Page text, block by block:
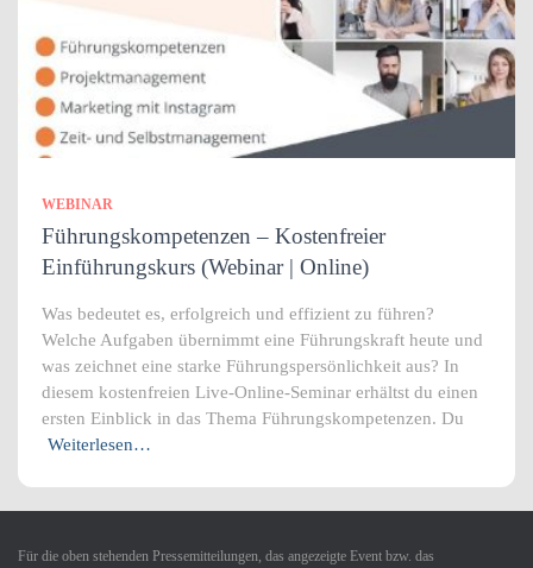
WEBINAR
Führungskompetenzen – Kostenfreier
Einführungskurs (Webinar | Online)
Was bedeutet es, erfolgreich und effizient zu führen?
Welche Aufgaben übernimmt eine Führungskraft heute und
was zeichnet eine starke Führungspersönlichkeit aus? In
diesem kostenfreien Live-Online-Seminar erhältst du einen
ersten Einblick in das Thema Führungskompetenzen. Du
Weiterlesen…
Für die oben stehenden Pressemitteilungen, das angezeigte Event bzw. das